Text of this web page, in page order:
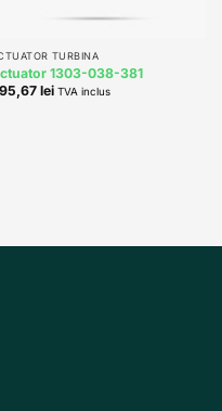
TURBINA
1303-038-381
lei TVA inclus